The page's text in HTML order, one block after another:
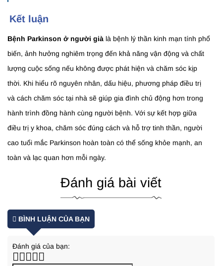
Kết luận
Bệnh Parkinson ở người già là bệnh lý thần kinh mạn tính phổ
biến, ảnh hưởng nghiêm trọng đến khả năng vận động và chất
lượng cuộc sống nếu không được phát hiện và chăm sóc kịp
thời. Khi hiểu rõ nguyên nhân, dấu hiệu, phương pháp điều trị
và cách chăm sóc tại nhà sẽ giúp gia đình chủ động hơn trong
hành trình đồng hành cùng người bệnh. Với sự kết hợp giữa
điều trị y khoa, chăm sóc đúng cách và hỗ trợ tinh thần, người
cao tuổi mắc Parkinson hoàn toàn có thể sống khỏe mạnh, an
toàn và lạc quan hơn mỗi ngày.
Đánh giá bài viết
BÌNH LUẬN CỦA BẠN
Đánh giá của bạn: